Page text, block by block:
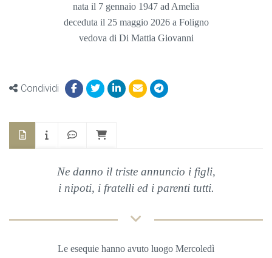
nata il 7 gennaio 1947 ad Amelia
deceduta il 25 maggio 2026 a Foligno
vedova di Di Mattia Giovanni
Condividi
Ne danno il triste annuncio i figli,
i nipoti, i fratelli ed i parenti tutti.
Le esequie hanno avuto luogo Mercoledì